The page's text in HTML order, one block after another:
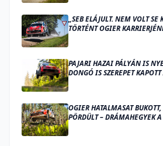
„SEB ELÁJULT. NEM VOLT SE
TÖRTÉNT OGIER
PAJARI HAZAI PÁLYÁN IS
DONGÓ IS SZEREPET
OGIER HATALMASAT
PÖRDÜLT – DRÁMAHEGYEK